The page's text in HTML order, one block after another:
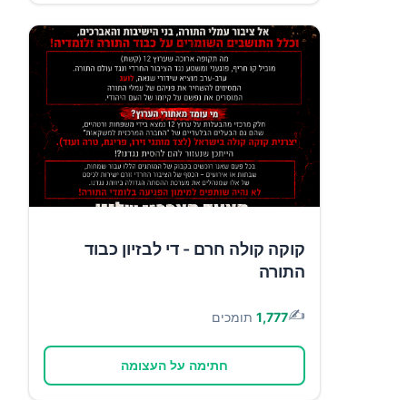
קוקה קולה חרם - די לבזיון כבוד
התורה
✍️
1,777 תומכים
חתימה על העצומה